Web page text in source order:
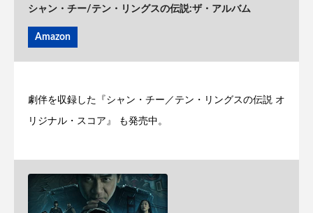
シャン・チー/テン・リングスの伝説:ザ・アルバム
Amazon
劇伴を収録した『シャン・チー／テン・リングスの伝説 オ
リジナル・スコア』 も発売中。